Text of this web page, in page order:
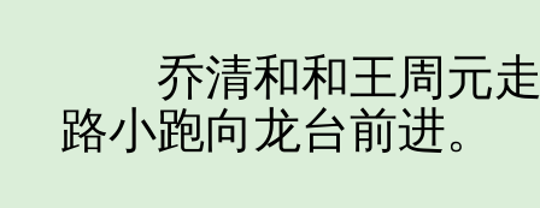
乔清和和王周元走
路小跑向龙台前进。